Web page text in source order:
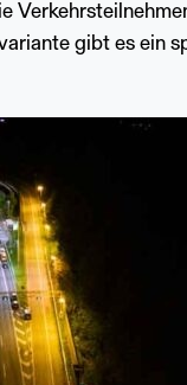
gibt es ein